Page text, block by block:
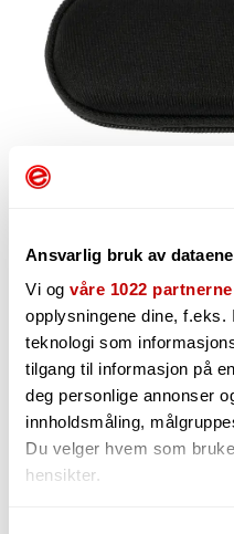
Ansvarlig bruk av
Vi og våre 1022 partnerne
opplysningene dine,
teknologi som
tilgang til informasjon på
deg personlige annonser
innholdsmåling,
Du velger hvem som
hensikter.
59,-
-